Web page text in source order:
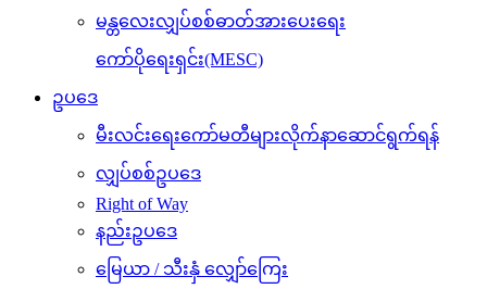
မန္တလေးလျှပ်စစ်ဓာတ်အားပေးရေး
ကော်ပိုရေးရှင်း(MESC)
ဥပဒေ
မီးလင်းရေးကော်မတီများလိုက်နာဆောင်ရွက်ရန်
လျှပ်စစ်ဥပဒေ
Right of Way
နည်းဥပဒေ
မြေယာ / သီးနှံ လျှော်ကြေး